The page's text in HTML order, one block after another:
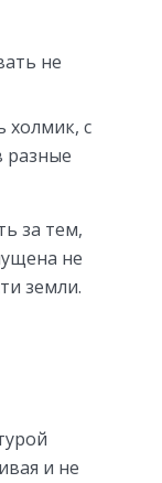
не
холмик, с
разные
за тем,
не
земли.
и не